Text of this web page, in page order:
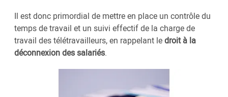
Il est donc primordial de mettre en place un contrôle du
temps de travail et un suivi effectif de la charge de
travail des télétravailleurs, en rappelant ledroit à la
déconnexion des salariés.